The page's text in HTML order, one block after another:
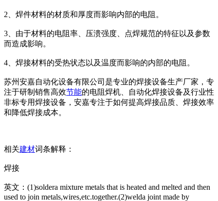
2、焊件材料的材质和厚度而影响内部的电阻。
3、由于材料的电阻率、压溃强度、点焊规范的特征以及参数
而造成影响。
4、焊接材料的受热状态以及温度而影响的内部的电阻。
苏州安嘉自动化设备有限公司是专业的焊接设备生产厂家，专
注于研制销售高效节能的电阻焊机、自动化焊接设备及行业性
非标专用焊接设备，安嘉专注于如何提高焊接品质、焊接效率
和降低焊接成本。
相关建材词条解释：
焊接
英文：(1)soldera mixture metals that is heated and melted and then
used to join metals,wires,etc.together.(2)welda joint made by